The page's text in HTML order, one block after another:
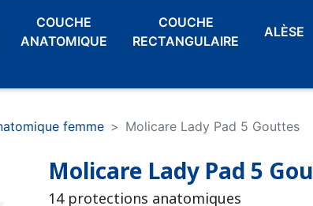
COUCHE
ANATOMIQUE
COUCHE
RECTANGULAIRE
ALÈSE
femme Molicare Lady Pad 5 Gouttes
Molicare Lady Pad 5
14 protections anatomiques